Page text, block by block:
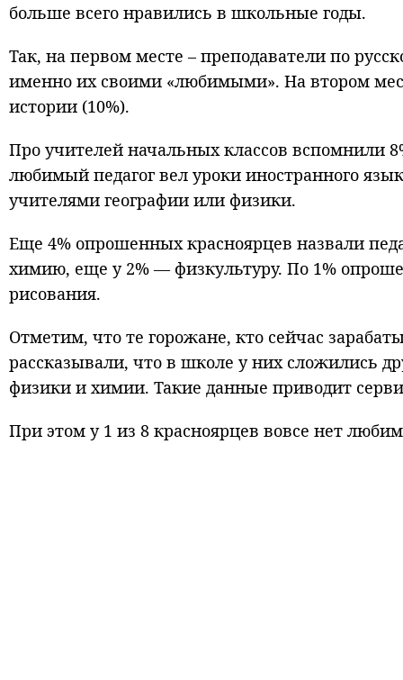
больше всего нравились в школьные годы.
Так, на первом месте – преподаватели по
именно их своими «любимыми». На втором
истории (10%).
Про учителей начальных классов вспомнили
любимый педагог вел уроки иностранного
учителями географии или физики.
Еще 4% опрошенных красноярцев назвали
химию, еще у 2% — физкультуру. По 1%
рисования.
Отметим, что те горожане, кто сейчас
рассказывали, что в школе у них сложились
физики и химии. Такие данные приводит
При этом у 1 из 8 красноярцев вовсе нет